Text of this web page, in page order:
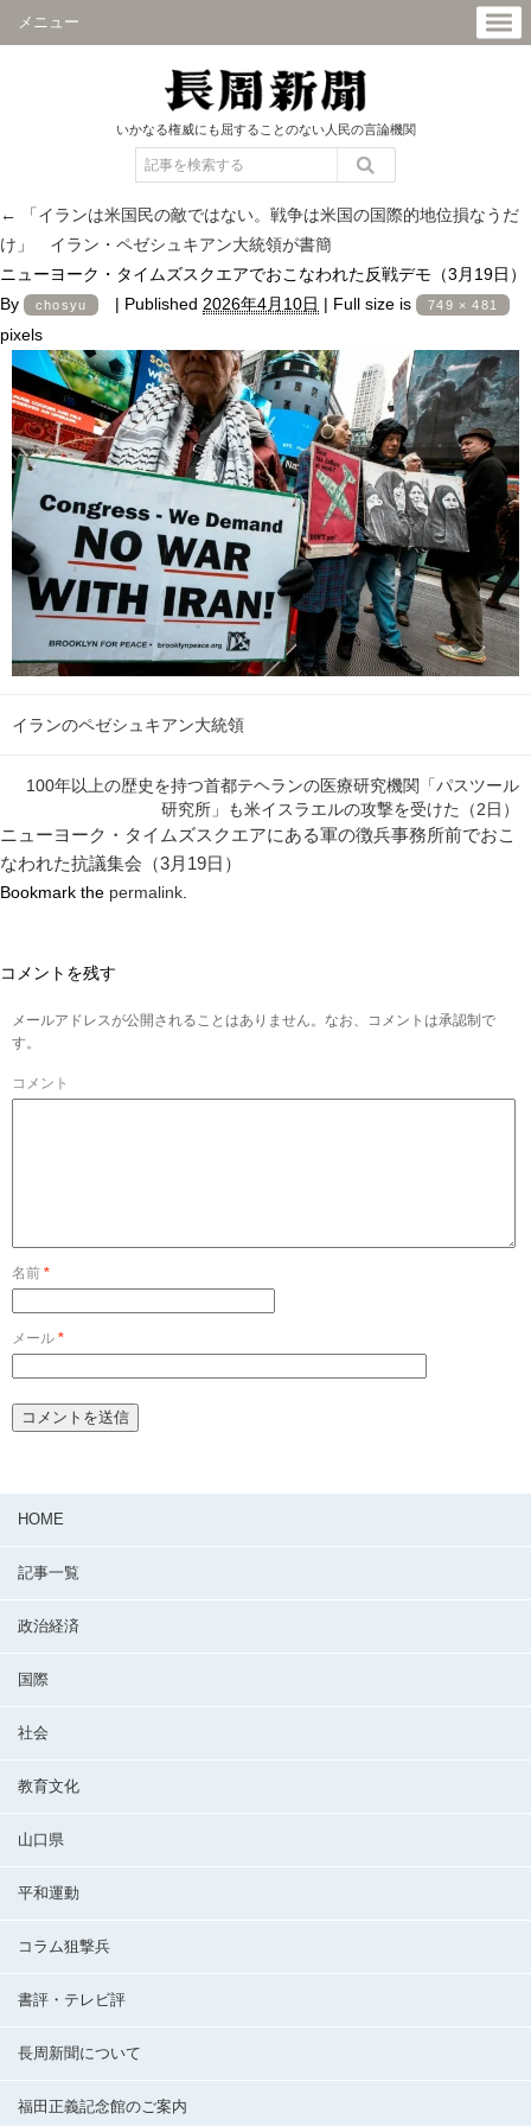
メニュー
いかなる権威にも屈することのない人民の言論機関
←
「イランは米国民の敵ではない。戦争は米国の国際的地位損なうだ
け」 イラン・ペゼシュキアン大統領が書簡
ニューヨーク・タイムズスクエアでおこなわれた反戦デモ（3月19日）
By
chosyu | Published 2026年4月10日 | Full size is 749 × 481
pixels
イランのペゼシュキアン大統領
100年以上の歴史を持つ首都テヘランの医療研究機関「パスツール
研究所」も米イスラエルの攻撃を受けた（2日）
ニューヨーク・タイムズスクエアにある軍の徴兵事務所前でおこ
なわれた抗議集会（3月19日）
Bookmark the permalink
コメントを残す
メールアドレスが公開されることはありません。なお、コメントは承認制で
す。
コメント
名前 *
メール *
HOME
記事一覧
政治経済
国際
社会
教育文化
山口県
平和運動
コラム狙撃兵
書評・テレビ評
長周新聞について
福田正義記念館のご案内